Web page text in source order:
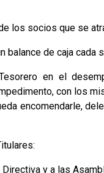
los socios que se
balance de caja
en el
con los
encomendarle,
y a las